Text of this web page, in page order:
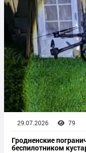
29.07.2026 79
Гродненские
беспилотником